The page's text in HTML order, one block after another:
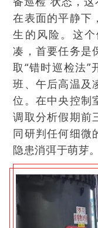
在表面的平静下
生的风险。这
凑，首要任务是
取“错时巡检法”
班、午后高温及
位。在中央控制
调取分析假期前
同研判任何细微
隐患消弭于萌芽。